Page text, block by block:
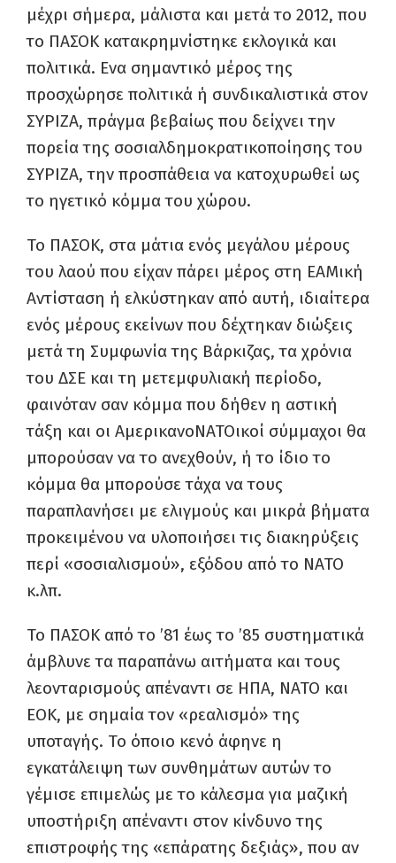
μέχρι σήμερα, μάλιστα και μετά το 2012, που
το ΠΑΣΟΚ κατακρημνίστηκε εκλογικά και
πολιτικά. Ενα σημαντικό μέρος της
προσχώρησε πολιτικά ή συνδικαλιστικά στον
ΣΥΡΙΖΑ, πράγμα βεβαίως που δείχνει την
πορεία της σοσιαλδημοκρατικοποίησης του
ΣΥΡΙΖΑ, την προσπάθεια να κατοχυρωθεί ως
το ηγετικό κόμμα του χώρου.
Το ΠΑΣΟΚ, στα μάτια ενός μεγάλου μέρους
του λαού που είχαν πάρει μέρος στη ΕΑΜική
Αντίσταση ή ελκύστηκαν από αυτή, ιδιαίτερα
ενός μέρους εκείνων που δέχτηκαν διώξεις
μετά τη Συμφωνία της Βάρκιζας, τα χρόνια
του ΔΣΕ και τη μετεμφυλιακή περίοδο,
φαινόταν σαν κόμμα που δήθεν η αστική
τάξη και οι ΑμερικανοΝΑΤΟικοί σύμμαχοι θα
μπορούσαν να το ανεχθούν, ή το ίδιο το
κόμμα θα μπορούσε τάχα να τους
παραπλανήσει με ελιγμούς και μικρά βήματα
προκειμένου να υλοποιήσει τις διακηρύξεις
περί «σοσιαλισμού», εξόδου από το ΝΑΤΟ
κ.λπ.
Το ΠΑΣΟΚ από το ’81 έως το ’85 συστηματικά
άμβλυνε τα παραπάνω αιτήματα και τους
λεονταρισμούς απέναντι σε ΗΠΑ, ΝΑΤΟ και
ΕΟΚ, με σημαία τον «ρεαλισμό» της
υποταγής. Το όποιο κενό άφηνε η
εγκατάλειψη των συνθημάτων αυτών το
γέμισε επιμελώς με το κάλεσμα για μαζική
υποστήριξη απέναντι στον κίνδυνο της
επιστροφής της «επάρατης δεξιάς», που αν